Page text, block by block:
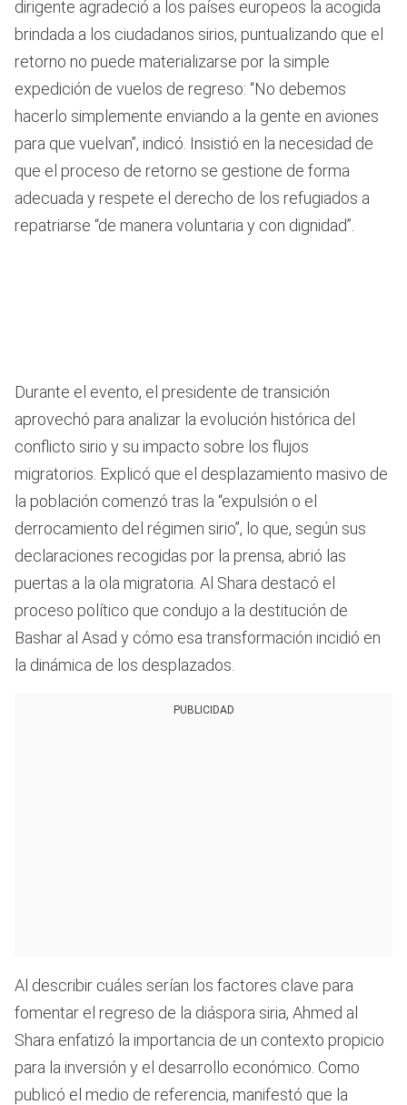
dirigente agradeció a los países europeos la acogida
brindada a los ciudadanos sirios, puntualizando que el
retorno no puede materializarse por la simple
expedición de vuelos de regreso: “No debemos
hacerlo simplemente enviando a la gente en aviones
para que vuelvan”, indicó. Insistió en la necesidad de
que el proceso de retorno se gestione de forma
adecuada y respete el derecho de los refugiados a
repatriarse “de manera voluntaria y con dignidad”.
Durante el evento, el presidente de transición
aprovechó para analizar la evolución histórica del
conflicto sirio y su impacto sobre los flujos
migratorios. Explicó que el desplazamiento masivo de
la población comenzó tras la “expulsión o el
derrocamiento del régimen sirio”, lo que, según sus
declaraciones recogidas por la prensa, abrió las
puertas a la ola migratoria. Al Shara destacó el
proceso político que condujo a la destitución de
Bashar al Asad y cómo esa transformación incidió en
la dinámica de los desplazados.
PUBLICIDAD
Al describir cuáles serían los factores clave para
fomentar el regreso de la diáspora siria, Ahmed al
Shara enfatizó la importancia de un contexto propicio
para la inversión y el desarrollo económico. Como
publicó el medio de referencia, manifestó que la